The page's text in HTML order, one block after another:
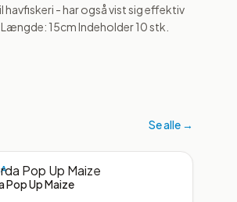
- har også vist sig effektiv
15cm Indeholder 10 stk.
Se alle →
Pop Up Maize